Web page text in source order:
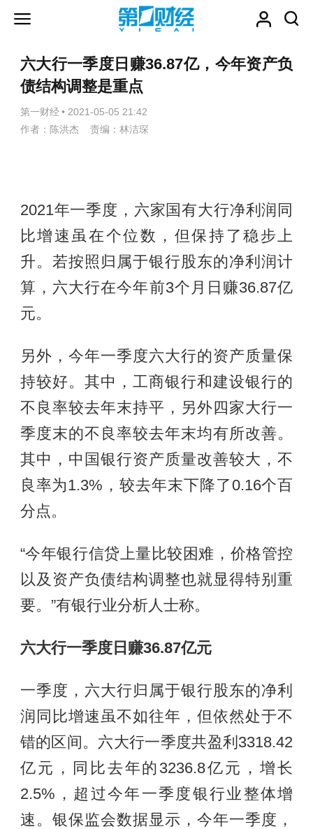
六大行一季度日赚36.87亿，今年资产负
债结构调整是重点
第一财经 • 2021-05-05 21:42
作者：陈洪杰 责编：林洁琛
2021年一季度，六家国有大行净利润同
比增速虽在个位数，但保持了稳步上
升。若按照归属于银行股东的净利润计
算，六大行在今年前3个月日赚36.87亿
元。
另外，今年一季度六大行的资产质量保
持较好。其中，工商银行和建设银行的
不良率较去年末持平，另外四家大行一
季度末的不良率较去年末均有所改善。
其中，中国银行资产质量改善较大，不
良率为1.3%，较去年末下降了0.16个百
分点。
“今年银行信贷上量比较困难，价格管控
以及资产负债结构调整也就显得特别重
要。”有银行业分析人士称。
六大行一季度日赚36.87亿元
一季度，六大行归属于银行股东的净利
润同比增速虽不如往年，但依然处于不
错的区间。六大行一季度共盈利3318.42
亿元，同比去年的3236.8亿元，增长
2.5%，超过今年一季度银行业整体增
速。银保监会数据显示，今年一季度，